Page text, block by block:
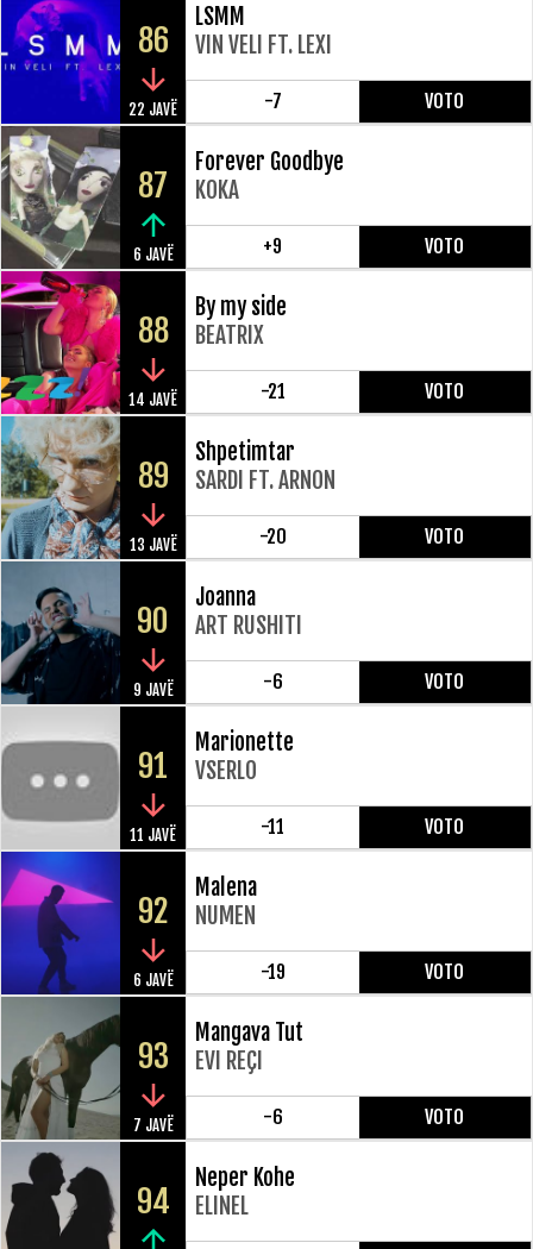
86
22 JAVË
LSMM
VIN VELI FT. LEXI
-7 VOTO
87
6 JAVË
Forever Goodbye
KOKA
+9 VOTO
88
14 JAVË
By my side
BEATRIX
-21 VOTO
89
13 JAVË
Shpetimtar
SARDI FT. ARNON
-20 VOTO
90
9 JAVË
Joanna
ART RUSHITI
-6 VOTO
91
11 JAVË
Marionette
VSERLO
-11 VOTO
92
6 JAVË
Malena
NUMEN
-19 VOTO
93
7 JAVË
Mangava Tut
EVI REÇI
-6 VOTO
94
Neper Kohe
ELINEL